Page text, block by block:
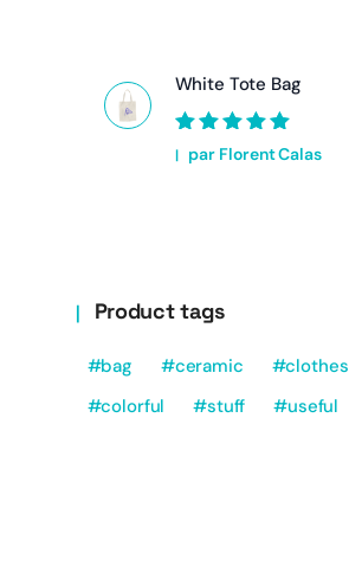
White Tote Bag
Note 5sur 5
par Florent Calas
Product tags
bag ceramic
clothes
colorful
stuff useful